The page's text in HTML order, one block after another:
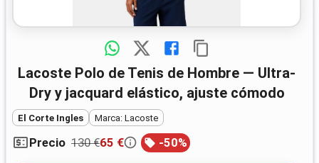
Lacoste Polo de Tenis de Hombre — Ultra-
Dry y jacquard elástico, ajuste cómodo
El Corte Ingles Marca: Lacoste
Precio 130 €65 € -50%